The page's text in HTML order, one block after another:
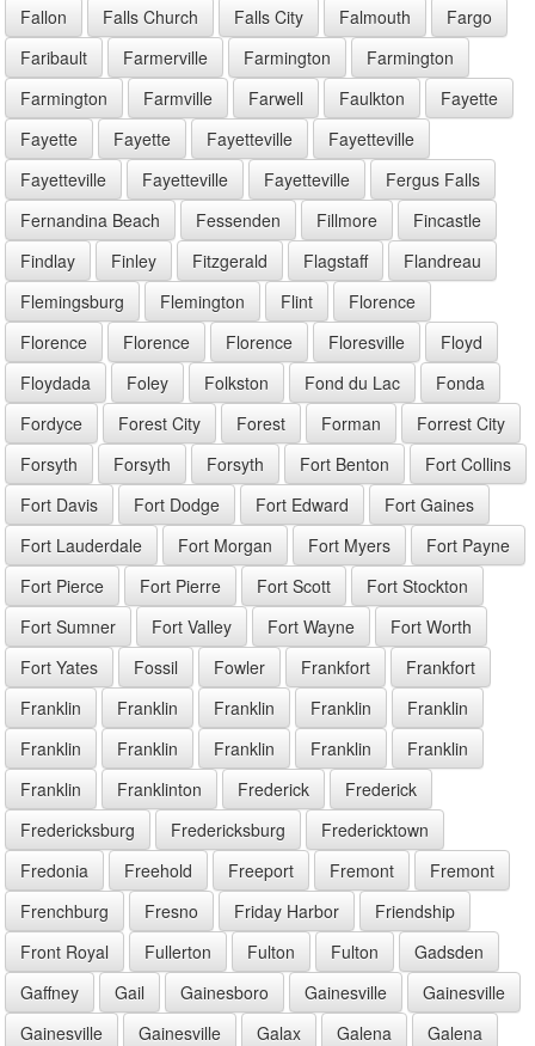
Fallon Falls Church Falls City Falmouth
Fargo
Faribault
Farmerville Farmington
Farmington
Farmington
Farmville Farwell Faulkton
Fayette
Fayette
Fayette Fayetteville
Fayetteville
Fayetteville
Fayetteville Fayetteville
Fergus Falls
Fernandina Beach
Fessenden Fillmore
Fincastle
Findlay
Finley Fitzgerald Flagstaff
Flandreau
Flemingsburg
Flemington Flint
Florence
Florence
Florence Florence Floresville
Floyd
Floydada
Foley Folkston Fond du Lac
Fonda
Fordyce
Forest City Forest Forman
Forrest City
Forsyth
Forsyth Forsyth Fort Benton
Fort Collins
Fort Davis
Fort Dodge Fort Edward
Fort Gaines
Fort Lauderdale
Fort Morgan Fort Myers
Fort Payne
Fort Pierce
Fort Pierre Fort Scott
Fort Stockton
Fort Sumner
Fort Valley Fort Wayne
Fort Worth
Fort Yates
Fossil Fowler Frankfort
Frankfort
Franklin
Franklin Franklin Franklin
Franklin
Franklin
Franklin Franklin Franklin
Franklin
Franklin
Franklinton Frederick
Frederick
Fredericksburg
Fredericksburg
Fredericktown
Fredonia
Freehold Freeport Fremont
Fremont
Frenchburg
Fresno Friday Harbor
Friendship
Front Royal
Fullerton Fulton Fulton
Gadsden
Gaffney
Gail Gainesboro Gainesville
Gainesville
Gainesville
Gainesville Galax Galena
Galena